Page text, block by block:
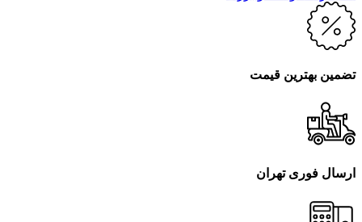
تضمین بهترین قیمت
ارسال فوری تهران